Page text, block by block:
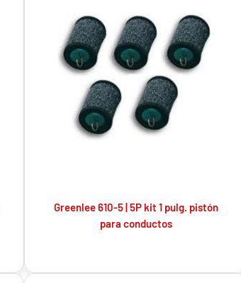
Greenlee 610-5 | 5P kit 1 pulg. pistón
para conductos